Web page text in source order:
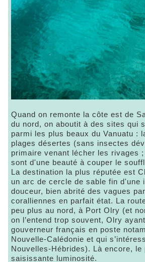
Quand on remonte la côte est de Santo, en direction
du nord, on aboutit à des sites qui
parmi les plus beaux du Vanuatu :
plages désertes (sans insectes
primaire venant lécher les rivages
sont d'une beauté à couper le
La destination la plus réputée est
un arc de cercle de sable fin d'une
douceur, bien abrité des vagues
coralliennes en parfait état. La
peu plus au nord, à Port Olry (et
on l’entend trop souvent, Olry
gouverneur français en poste
Nouvelle-Calédonie et qui
Nouvelles-Hébrides). Là encore, le
saisissante luminosité.